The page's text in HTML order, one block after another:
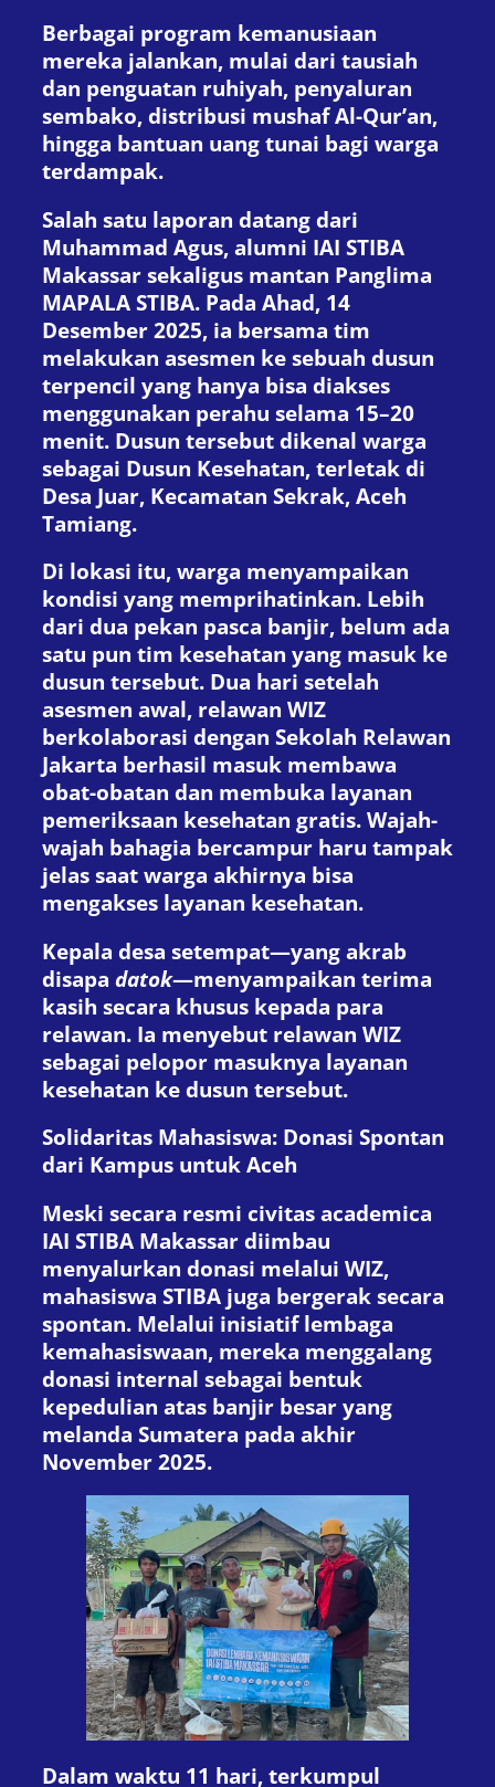
Berbagai program kemanusiaan
mereka jalankan, mulai dari tausiah
dan penguatan ruhiyah, penyaluran
sembako, distribusi mushaf Al-Qur’an,
hingga bantuan uang tunai bagi warga
terdampak.
Salah satu laporan datang dari
Muhammad Agus, alumni IAI STIBA
Makassar sekaligus mantan Panglima
MAPALA STIBA. Pada Ahad, 14
Desember 2025, ia bersama tim
melakukan asesmen ke sebuah dusun
terpencil yang hanya bisa diakses
menggunakan perahu selama 15–20
menit. Dusun tersebut dikenal warga
sebagai Dusun Kesehatan, terletak di
Desa Juar, Kecamatan Sekrak, Aceh
Tamiang.
Di lokasi itu, warga menyampaikan
kondisi yang memprihatinkan. Lebih
dari dua pekan pasca banjir, belum ada
satu pun tim kesehatan yang masuk ke
dusun tersebut. Dua hari setelah
asesmen awal, relawan WIZ
berkolaborasi dengan Sekolah Relawan
Jakarta berhasil masuk membawa
obat-obatan dan membuka layanan
pemeriksaan kesehatan gratis. Wajah-
wajah bahagia bercampur haru tampak
jelas saat warga akhirnya bisa
mengakses layanan kesehatan.
Kepala desa setempat—yang akrab
disapa datok—menyampaikan terima
kasih secara khusus kepada para
relawan. Ia menyebut relawan WIZ
sebagai pelopor masuknya layanan
kesehatan ke dusun tersebut.
Solidaritas Mahasiswa: Donasi Spontan
dari Kampus untuk Aceh
Meski secara resmi civitas academica
IAI STIBA Makassar diimbau
menyalurkan donasi melalui WIZ,
mahasiswa STIBA juga bergerak secara
spontan. Melalui inisiatif lembaga
kemahasiswaan, mereka menggalang
donasi internal sebagai bentuk
kepedulian atas banjir besar yang
melanda Sumatera pada akhir
November 2025.
Dalam waktu 11 hari, terkumpul